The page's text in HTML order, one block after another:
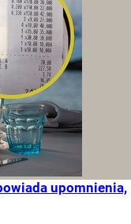
upomnienia,